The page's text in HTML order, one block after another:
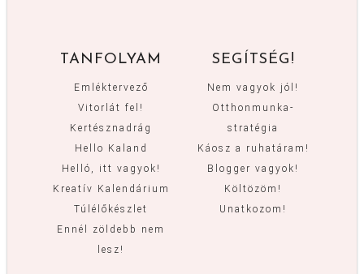
TANFOLYAM
Emléktervező
Vitorlát fel!
Kertésznadrág
Hello Kaland
Helló, itt vagyok!
Kreatív Kalendárium
Túlélőkészlet
Ennél zöldebb nem
lesz!
SEGÍTSÉG!
Nem vagyok jól!
Otthonmunka-
stratégia
Káosz a ruhatáram!
Blogger vagyok!
Költözöm!
Unatkozom!